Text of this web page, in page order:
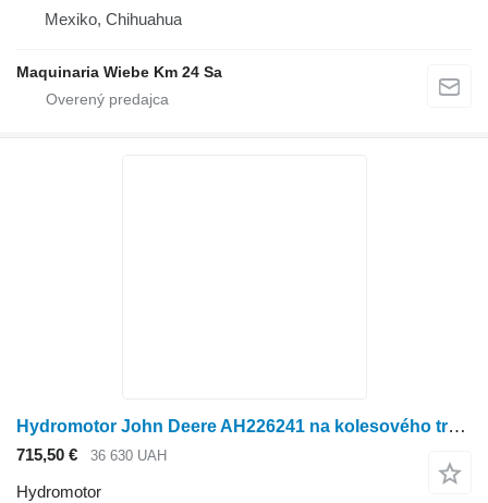
Mexiko, Chihuahua
Maquinaria Wiebe Km 24 Sa
Hydromotor John Deere AH226241 na kolesového traktora John Deere
715,50 € 36 630 UAH
Hydromotor